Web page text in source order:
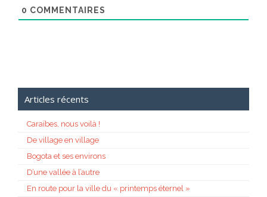
0 COMMENTAIRES
Articles récents
Caraïbes, nous voilà !
De village en village
Bogota et ses environs
D’une vallée à l’autre
En route pour la ville du « printemps éternel »